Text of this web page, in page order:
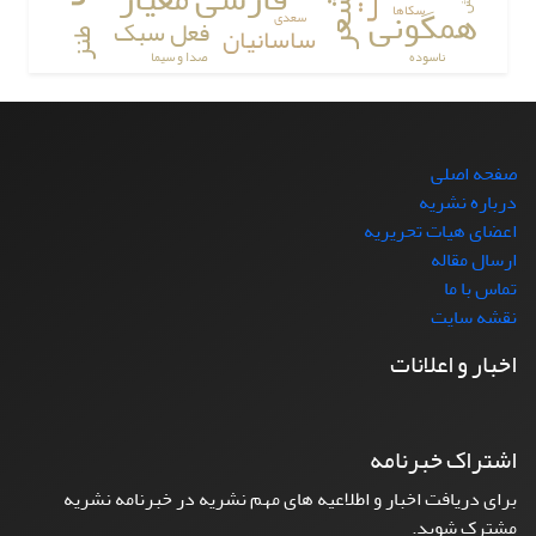
شعرهمگونی
ساسانیان فعل سبک طنز صدا و سیما ناسوده
سعدی سکاها
صفحه اصلی
درباره نشریه
اعضای هیات تحریریه
ارسال مقاله
تماس با ما
نقشه سایت
اخبار و اعلانات
اشتراک خبرنامه
برای دریافت اخبار و اطلاعیه های مهم نشریه در خبرنامه نشریه
مشترک شوید.